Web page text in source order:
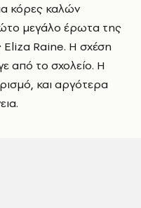
κόρες καλών
μεγάλο έρωτα της
Raine. Η σχέση
από το σχολείο. Η
και αργότερα